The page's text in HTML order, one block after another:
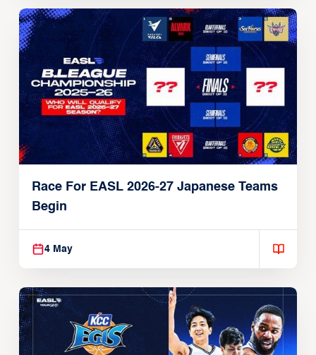
Race For EASL 2026-27 Japanese Teams
Begin
4 May